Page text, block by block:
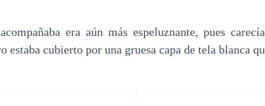
era aún más espeluznante, pues
estaba cubierto por una gruesa capa de tela blanca